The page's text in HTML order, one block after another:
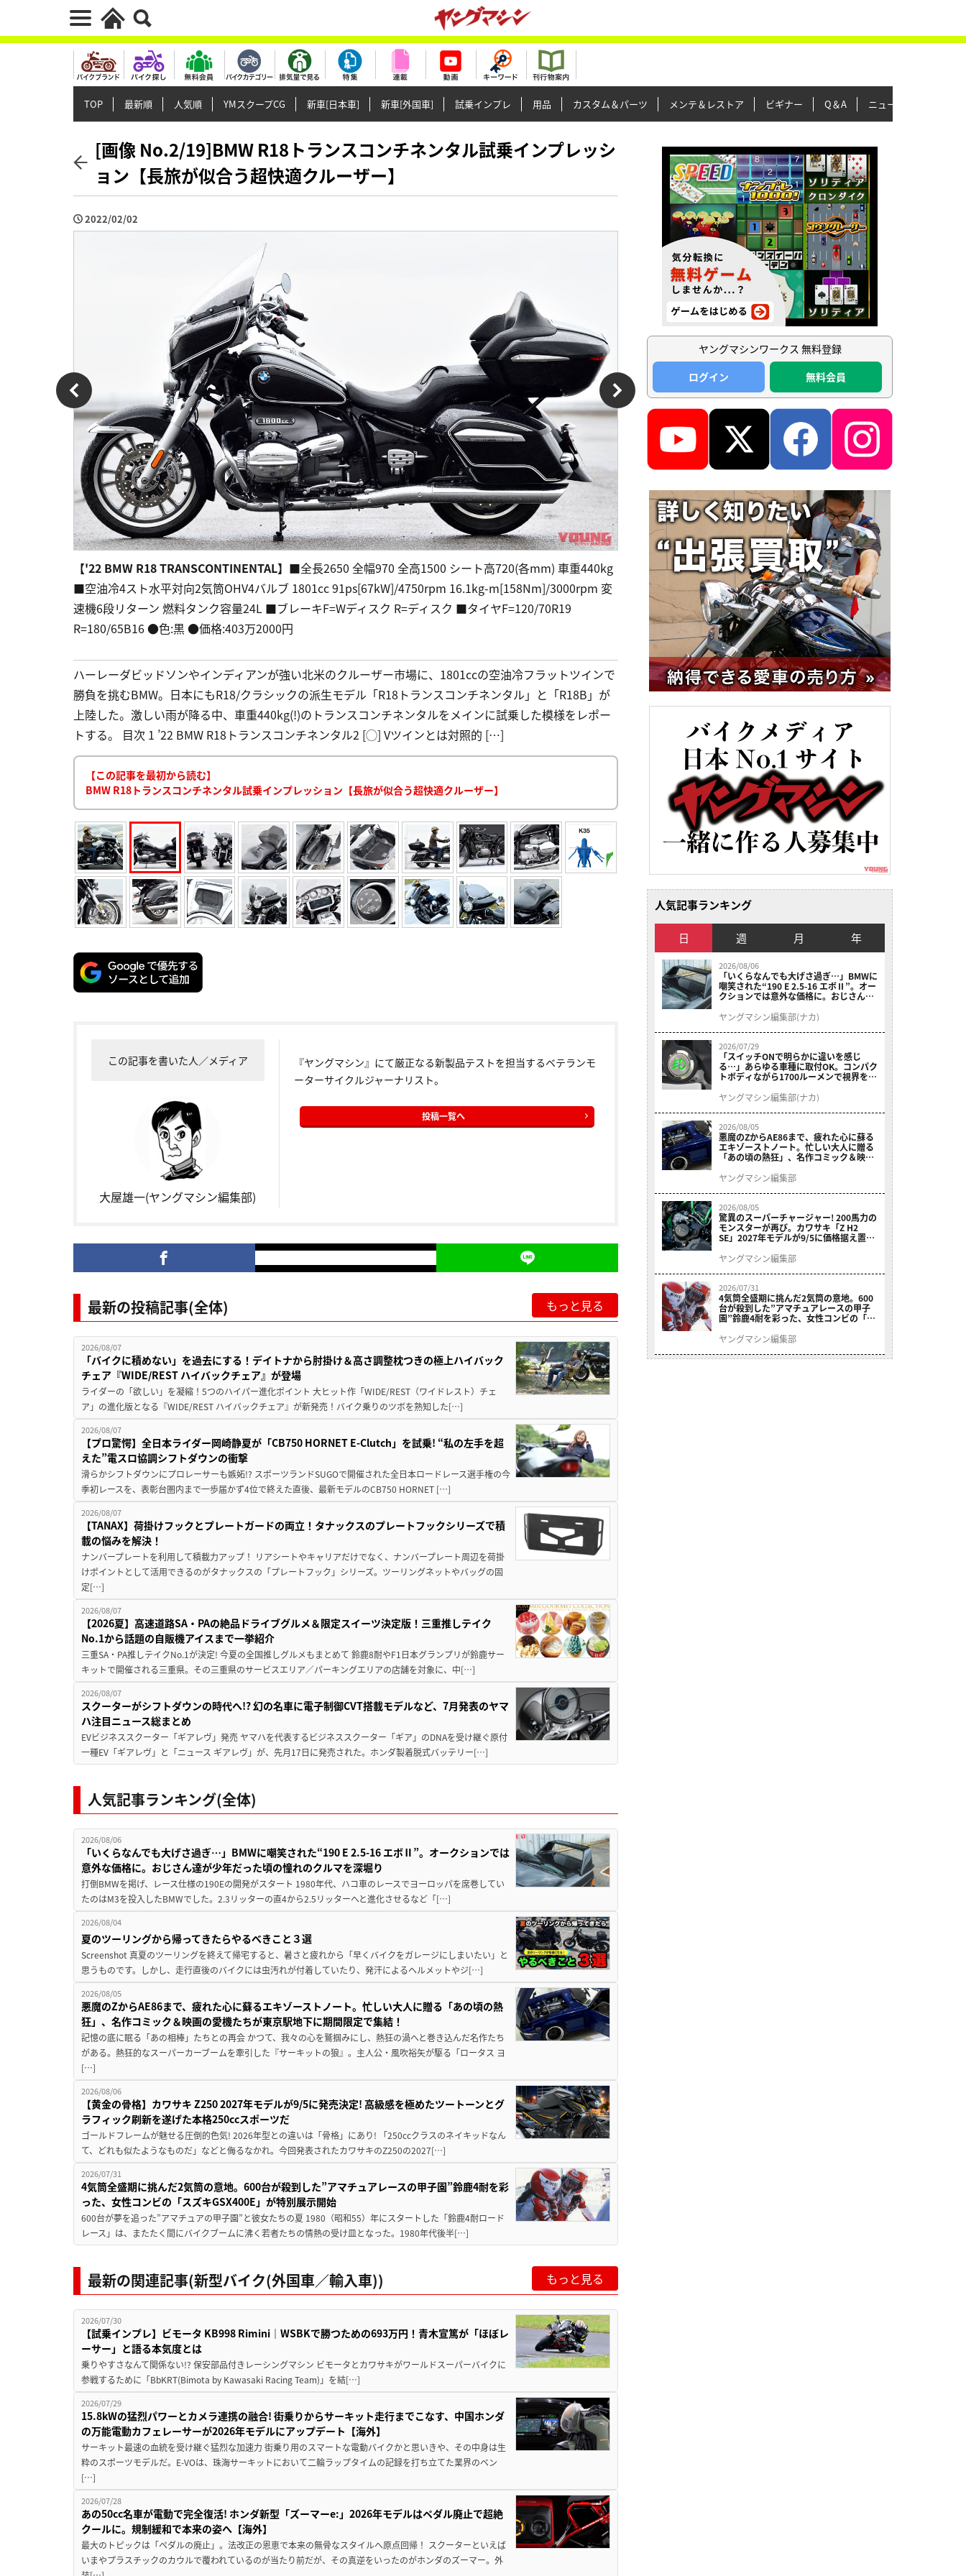
TOP 最新順 人気順 YMスクープCG 新車[日本車] 新車[外国車] 試乗インプレ 用品 カスタム＆パーツ メンテ＆レストア ビギナー Q＆A ニュース＆トピックス
[画像 No.2/19]BMW R18トランスコンチネンタル試乗インプレッシ
ョン【長旅が似合う超快適クルーザー】
2022/02/02
【'22 BMW R18 TRANSCONTINENTAL】 ■全長2650 全幅970 全高1500 シート高720(各mm) 車重440kg
■空油冷4スト水平対向2気筒OHV4バルブ 1801cc 91ps[67kW]/4750rpm 16.1kg-m[158Nm]/3000rpm 変
速機6段リターン 燃料タンク容量24L ■ブレーキF=Wディスク R=ディスク ■タイヤF=120/70R19
R=180/65B16 ●色:黒 ●価格:403万2000円
ハーレーダビッドソンやインディアンが強い北米のクルーザー市場に、1801ccの空油冷フラットツインで
勝負を挑むBMW。日本にもR18/クラシックの派生モデル「R18トランスコンチネンタル」と「R18B」が
上陸した。激しい雨が降る中、車重440kg(!)のトランスコンチネンタルをメインに試乗した模様をレポー
トする。 目次 1 ’22 BMW R18トランスコンチネンタル2 [◯] Vツインとは対照的 […]
【この記事を最初から読む】
BMW R18トランスコンチネンタル試乗インプレッション【長旅が似合う超快適クルーザー】
この記事を書いた人／メディア
大屋雄一(ヤングマシン編集部)
『ヤングマシン』にて厳正なる新製品テストを担当するベテランモ
ーターサイクルジャーナリスト。
投稿一覧へ
最新の投稿記事(全体) もっと見る
2026/08/07
「バイクに積めない」を過去にする！デイトナから肘掛け＆高さ調整枕つきの極上ハイバック
チェア『WIDE/REST ハイバックチェア』が登場
ライダーの「欲しい」を凝縮！5つのハイパー進化ポイント 大ヒット作「WIDE/REST（ワイドレスト）チェ
ア」の進化版となる『WIDE/REST ハイバックチェア』が新発売！バイク乗りのツボを熟知した[…]
2026/08/07
【プロ驚愕】全日本ライダー岡崎静夏が「CB750 HORNET E-Clutch」を試乗! “私の左手を超
えた”電スロ協調シフトダウンの衝撃
滑らかシフトダウンにプロレーサーも嫉妬!? スポーツランドSUGOで開催された全日本ロードレース選手権の今
季初レースを、表彰台圏内まで一歩届かず4位で終えた直後、最新モデルのCB750 HORNET […]
2026/08/07
【TANAX】荷掛けフックとプレートガードの両立！タナックスのプレートフックシリーズで積
載の悩みを解決！
ナンバープレートを利用して積載力アップ！ リアシートやキャリアだけでなく、ナンバープレート周辺を荷掛
けポイントとして活用できるのがタナックスの「プレートフック」シリーズ。ツーリングネットやバッグの固
定[…]
2026/08/07
【2026夏】高速道路SA・PAの絶品ドライブグルメ＆限定スイーツ決定版！三重推しテイク
No.1から話題の自販機アイスまで一挙紹介
三重SA・PA推しテイクNo.1が決定! 今夏の全国推しグルメもまとめて 鈴鹿8耐やF1日本グランプリが鈴鹿サー
キットで開催される三重県。その三重県のサービスエリア／パーキングエリアの店舗を対象に、中[…]
2026/08/07
スクーターがシフトダウンの時代へ!? 幻の名車に電子制御CVT搭載モデルなど、7月発表のヤマ
ハ注目ニュース総まとめ
EVビジネススクーター「ギアレヴ」発売 ヤマハを代表するビジネススクーター「ギア」のDNAを受け継ぐ原付
一種EV「ギアレヴ」と「ニュース ギアレヴ」が、先月17日に発売された。ホンダ製着脱式バッテリー[…]
人気記事ランキング(全体)
2026/08/06
「いくらなんでも大げさ過ぎ…」BMWに嘲笑された“190 E 2.5-16 エボⅡ”。オークションでは
意外な価格に。おじさん達が少年だった頃の憧れのクルマを深堀り
打倒BMWを掲げ、レース仕様の190Eの開発がスタート 1980年代、ハコ車のレースでヨーロッパを席巻してい
たのはM3を投入したBMWでした。2.3リッターの直4から2.5リッターへと進化させるなど「[…]
2026/08/04
夏のツーリングから帰ってきたらやるべきこと３選
Screenshot 真夏のツーリングを終えて帰宅すると、暑さと疲れから「早くバイクをガレージにしまいたい」と
思うものです。しかし、走行直後のバイクには虫汚れが付着していたり、発汗によるヘルメットやジ[…]
2026/08/05
悪魔のZからAE86まで、疲れた心に蘇るエキゾーストノート。忙しい大人に贈る「あの頃の熱
狂」、名作コミック＆映画の愛機たちが東京駅地下に期間限定で集結！
記憶の底に眠る「あの相棒」たちとの再会 かつて、我々の心を鷲掴みにし、熱狂の渦へと巻き込んだ名作たち
がある。熱狂的なスーパーカーブームを牽引した『サーキットの狼』。主人公・風吹裕矢が駆る「ロータス ヨ
[…]
2026/08/06
【黄金の骨格】カワサキ Z250 2027年モデルが9/5に発売決定! 高級感を極めたツートーンとグ
ラフィック刷新を遂げた本格250ccスポーツだ
ゴールドフレームが魅せる圧倒的色気! 2026年型との違いは「骨格」にあり! 「250ccクラスのネイキッドなん
て、どれも似たようなものだ」などと侮るなかれ。今回発表されたカワサキのZ250の2027[…]
2026/07/31
4気筒全盛期に挑んだ2気筒の意地。600台が殺到した”アマチュアレースの甲子園”鈴鹿4耐を彩
った、女性コンビの「スズキGSX400E」が特別展示開始
600台が夢を追った”アマチュアの甲子園”と彼女たちの夏 1980（昭和55）年にスタートした「鈴鹿4耐ロード
レース」は、またたく間にバイクブームに沸く若者たちの情熱の受け皿となった。1980年代後半[…]
最新の関連記事(新型バイク(外国車／輸入車)) もっと見る
2026/07/30
【試乗インプレ】ビモータ KB998 Rimini｜WSBKで勝つための693万円！青木宣篤が「ほぼレ
ーサー」と語る本気度とは
乗りやすさなんて関係ない!? 保安部品付きレーシングマシン ビモータとカワサキがワールドスーパーバイクに
参戦するために「BbKRT(Bimota by Kawasaki Racing Team)」を結[…]
2026/07/29
15.8kWの猛烈パワーとカメラ連携の融合! 街乗りからサーキット走行までこなす、中国ホンダ
の万能電動カフェレーサーが2026年モデルにアップデート【海外】
サーキット最速の血統を受け継ぐ猛烈な加速力 街乗り用のスマートな電動バイクかと思いきや、その中身は生
粋のスポーツモデルだ。E-VOは、珠海サーキットにおいて二輪ラップタイムの記録を打ち立てた業界のベン
[…]
2026/07/28
あの50cc名車が電動で完全復活! ホンダ新型「ズーマーe:」2026年モデルはペダル廃止で超絶
クールに。規制緩和で本来の姿へ【海外】
最大のトピックは「ペダルの廃止」。法改正の恩恵で本来の無骨なスタイルへ原点回帰！ スクーターといえば
いまやプラスチックのカウルで覆われているのが当たり前だが、その真逆をいったのがホンダのズーマー。外
ヤングマシンワークス 無料登録
ログイン
無料会員
人気記事ランキング
日 週 月 年
2026/08/06
「いくらなんでも大げさ過ぎ…」BMWに
嘲笑された“190 E 2.5-16 エボⅡ”。オー
クションでは意外な価格に。おじさん達
ヤングマシン編集部(ナカ)
2026/07/29
「スイッチONで明らかに違いを感じ
る…」あらゆる車種に取付OK。コンパク
トボディながら1700ルーメンで視界を確
ニット プレシャスレイ スモール］
ヤングマシン編集部(ナカ)
2026/08/05
悪魔のZからAE86まで、疲れた心に蘇る
エキゾーストノート。忙しい大人に贈る
「あの頃の熱狂」、名作コミック＆映画
結！
ヤングマシン編集部
2026/08/05
驚異のスーパーチャージャー! 200馬力の
モンスターが再び。カワサキ「Z H2
SE」2027年モデルが9/5に価格据え置き
ヤングマシン編集部
2026/07/31
4気筒全盛期に挑んだ2気筒の意地。600
台が殺到した”アマチュアレースの甲子
園”鈴鹿4耐を彩った、女性コンビの「ス
ヤングマシン編集部